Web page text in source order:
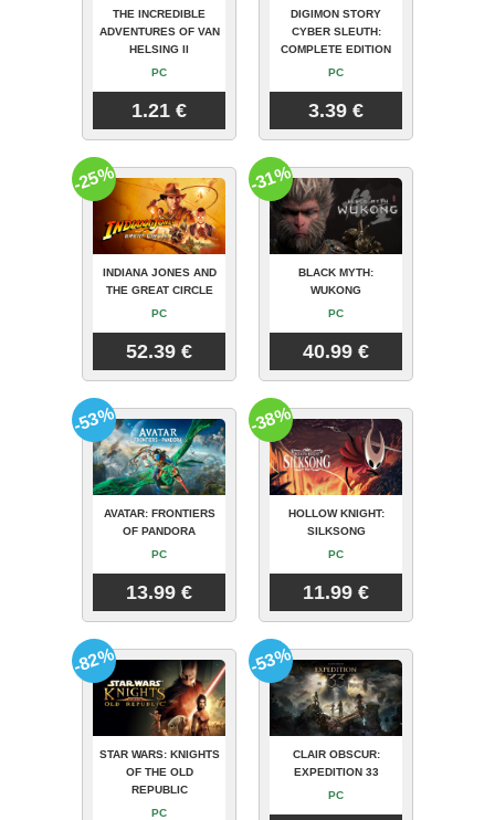
THE INCREDIBLE
ADVENTURES OF VAN
HELSING II
PC
1.21 €
DIGIMON STORY
CYBER SLEUTH:
COMPLETE EDITION
PC
3.39 €
INDIANA JONES AND
THE GREAT CIRCLE
PC
52.39 €
-25%
BLACK MYTH:
WUKONG
PC
40.99 €
-31%
AVATAR: FRONTIERS
OF PANDORA
PC
13.99 €
-53%
HOLLOW KNIGHT:
SILKSONG
PC
11.99 €
-38%
STAR WARS: KNIGHTS
OF THE OLD
REPUBLIC
PC
-82%
CLAIR OBSCUR:
EXPEDITION 33
PC
-53%